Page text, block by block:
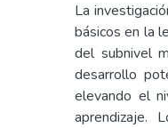
La
básicos en la
del subnivel
desarrollo
elevando el
aprendizaje.